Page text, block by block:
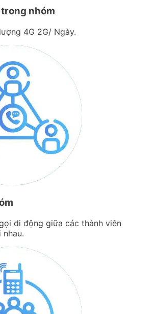
nhóm
4G 2G/ Ngày.
di động giữa các thành viên